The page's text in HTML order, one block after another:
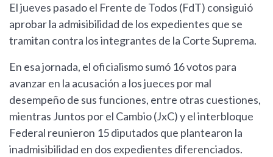
El jueves pasado el Frente de Todos (FdT) consiguió
aprobar la admisibilidad de los expedientes que se
tramitan contra los integrantes de la Corte Suprema.
En esa jornada, el oficialismo sumó 16 votos para
avanzar en la acusación a los jueces por mal
desempeño de sus funciones, entre otras cuestiones,
mientras Juntos por el Cambio (JxC) y el interbloque
Federal reunieron 15 diputados que plantearon la
inadmisibilidad en dos expedientes diferenciados.